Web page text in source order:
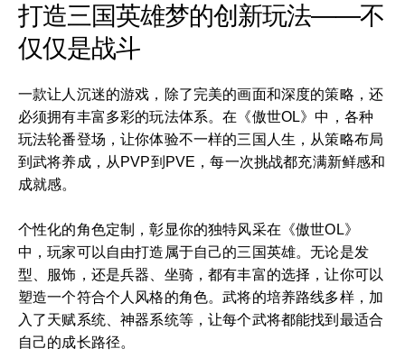
打造三国英雄梦的创新玩法——不
仅仅是战斗
一款让人沉迷的游戏，除了完美的画面和深度的策略，还
必须拥有丰富多彩的玩法体系。在《傲世OL》中，各种
玩法轮番登场，让你体验不一样的三国人生，从策略布局
到武将养成，从PVP到PVE，每一次挑战都充满新鲜感和
成就感。
个性化的角色定制，彰显你的独特风采在《傲世OL》
中，玩家可以自由打造属于自己的三国英雄。无论是发
型、服饰，还是兵器、坐骑，都有丰富的选择，让你可以
塑造一个符合个人风格的角色。武将的培养路线多样，加
入了天赋系统、神器系统等，让每个武将都能找到最适合
自己的成长路径。